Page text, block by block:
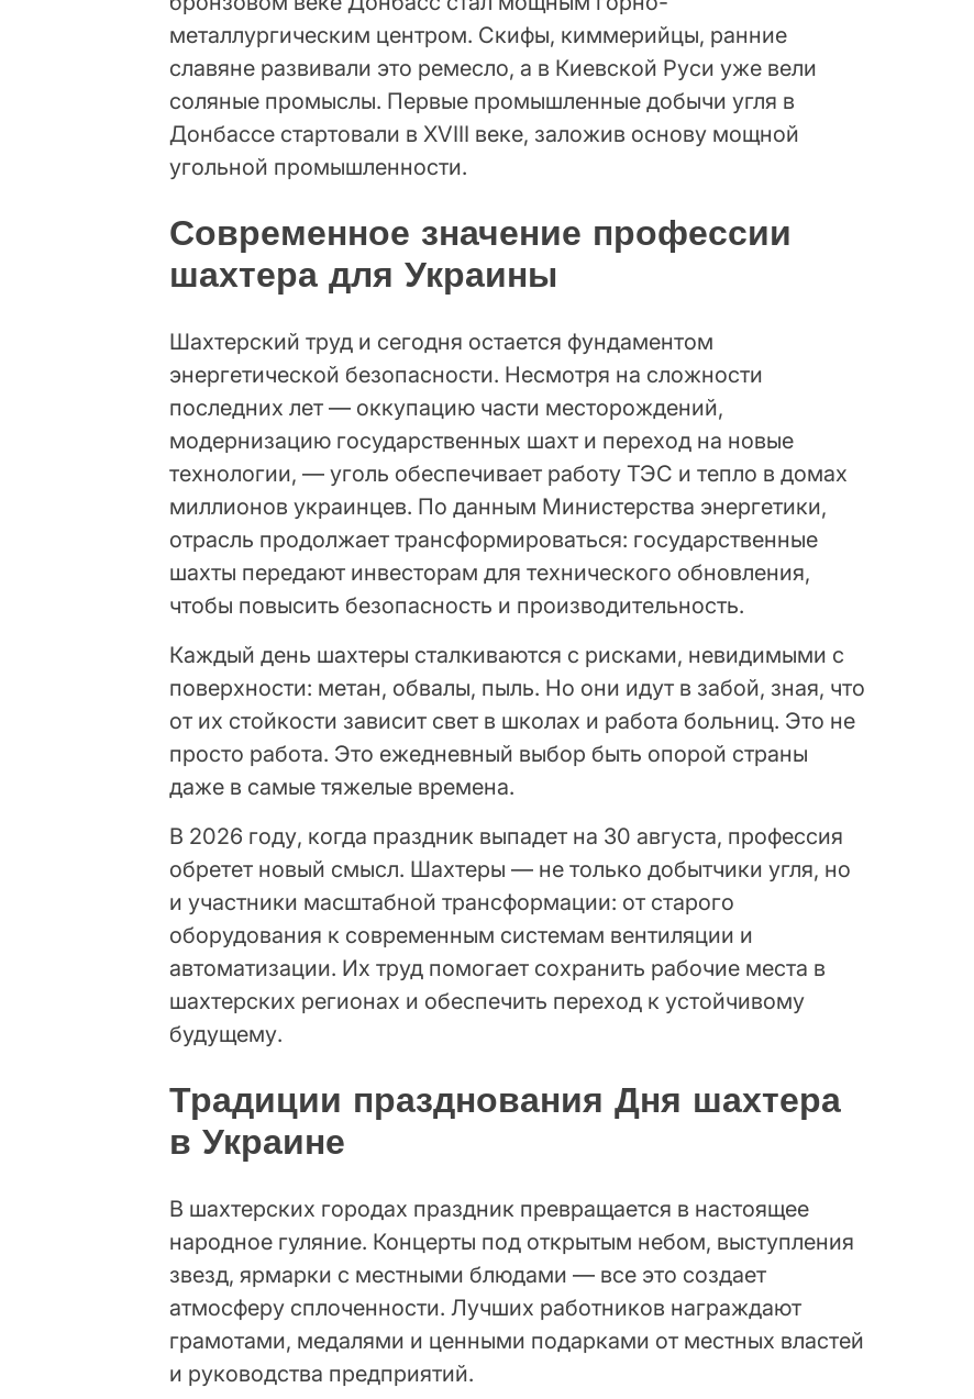
металлургическим центром. Скифы, киммерийцы, ранние
славяне развивали это ремесло, а в Киевской Руси уже вели
соляные промыслы. Первые промышленные добычи угля в
Донбассе стартовали в XVIII веке, заложив основу мощной
угольной промышленности.
Современное значение профессии
шахтера для Украины
Шахтерский труд и сегодня остается фундаментом
энергетической безопасности. Несмотря на сложности
последних лет — оккупацию части месторождений,
модернизацию государственных шахт и переход на новые
технологии, — уголь обеспечивает работу ТЭС и тепло в домах
миллионов украинцев. По данным Министерства энергетики,
отрасль продолжает трансформироваться: государственные
шахты передают инвесторам для технического обновления,
чтобы повысить безопасность и производительность.
Каждый день шахтеры сталкиваются с рисками, невидимыми с
поверхности: метан, обвалы, пыль. Но они идут в забой, зная, что
от их стойкости зависит свет в школах и работа больниц. Это не
просто работа. Это ежедневный выбор быть опорой страны
даже в самые тяжелые времена.
В 2026 году, когда праздник выпадет на 30 августа, профессия
обретет новый смысл. Шахтеры — не только добытчики угля, но
и участники масштабной трансформации: от старого
оборудования к современным системам вентиляции и
автоматизации. Их труд помогает сохранить рабочие места в
шахтерских регионах и обеспечить переход к устойчивому
будущему.
Традиции празднования Дня шахтера
в Украине
В шахтерских городах праздник превращается в настоящее
народное гуляние. Концерты под открытым небом, выступления
звезд, ярмарки с местными блюдами — все это создает
атмосферу сплоченности. Лучших работников награждают
грамотами, медалями и ценными подарками от местных властей
и руководства предприятий.